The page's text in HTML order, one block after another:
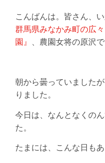
こんばんは。皆さん、
群馬県みなかみ町の広
園』
、農園女将の原沢で
朝から曇っていました
りました。
今日は、なんとなくの
た。
たまには、こんな日も